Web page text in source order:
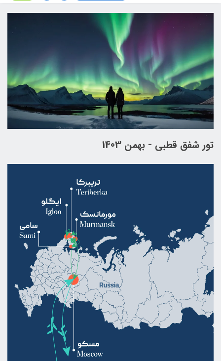
تور شفق قطبی - بهمن 1403